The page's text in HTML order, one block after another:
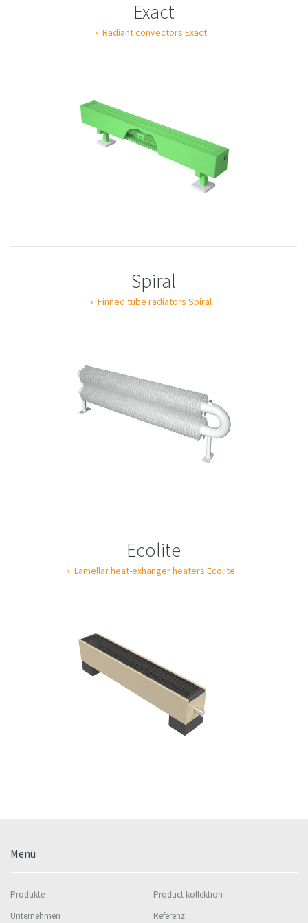
Exact
Radiant convectors Exact
Spiral
Finned tube radiators Spiral
Ecolite
Lamellar heat-exhanger heaters Ecolite
Menü
Produkte
Product kollektion
Unternehmen
Referenz